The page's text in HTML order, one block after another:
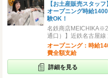
【お土産販売スタッフ】
オープニング時給
験OK！
名鉄商店
通口）】近鉄名古屋
オープニング：時給
費全額支給
詳細を見る